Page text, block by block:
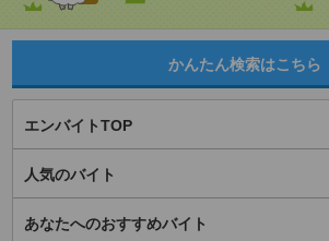
かんたん検索はこちら
エンバイトTOP
人気のバイト
あなたへのおすすめバイト